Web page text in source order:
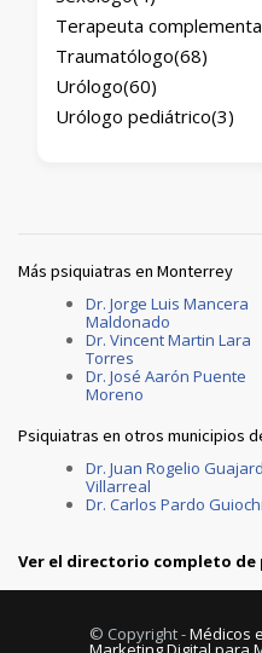
Terapeuta
Traumatólogo(68)
Urólogo(60)
Urólogo pediátrico(3)
Más psiquiatras en Monterrey
Dr. Jorge Luis Mancera
Maldonado
Dr. Vincent Martin Lara
Torres
Dr. José Aarón Puente
Moreno
Psiquiatras en otros municipios
Dr. Juan Rogelio
Villarreal
Dr. Carlos Pardo
Ver el directorio completo
© Copyright -Médicos